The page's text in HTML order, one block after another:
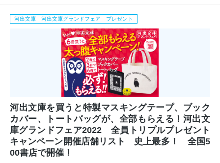
河出文庫 河出文庫グランドフェア プレゼント
河出文庫を買うと特製マスキングテープ、ブック
カバー、トートバッグが、全部もらえる！河出文
庫グランドフェア2022 全員トリプルプレゼント
キャンペーン開催店舗リスト 史上最多！ 全国5
00書店で開催！